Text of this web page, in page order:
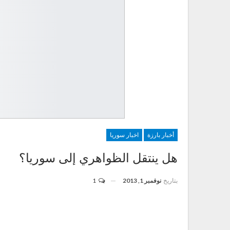
أخبار بارزة اخبار سوريا
هل ينتقل الظواهري إلى سوريا؟
بتاريخ نوفمبر 1, 2013